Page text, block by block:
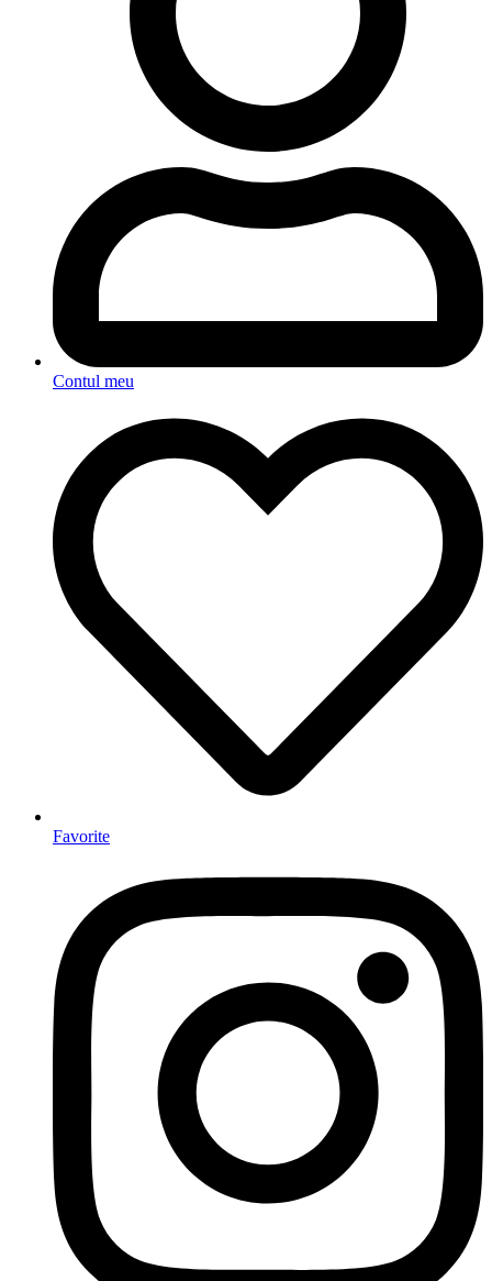
Contul meu
Favorite